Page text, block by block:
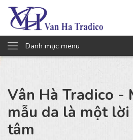
Danh mục menu
Vân Hà Tradico -
mẫu da là một
tâm